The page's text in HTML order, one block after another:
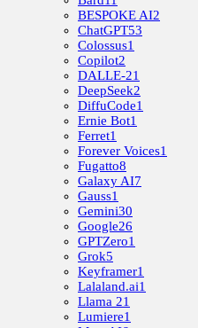
BESPOKE AI2
ChatGPT53
Colossus1
Copilot2
DALLE-21
DeepSeek2
DiffuCode1
Ernie Bot1
Ferret1
Forever Voices1
Fugatto8
Galaxy AI7
Gauss1
Gemini30
Google26
GPTZero1
Grok5
Keyframer1
Lalaland.ai1
Llama 21
Lumiere1